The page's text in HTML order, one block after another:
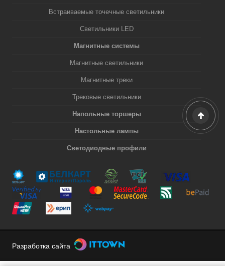
Встраиваемые точечные светильники
Светильники LED
Магнитные системы
Магнитные светильники
Магнитные треки
Трековые светильники
Напольные торшеры
Настольные лампы
Светодиодные профили
Разработка сайта